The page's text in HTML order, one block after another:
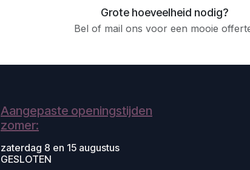
Grote hoeveelheid nodig?
Bel of mail ons voor een mooie
Aangepaste openingstijden
zomer:
zaterdag 8 en 15 augustus
GESLOTEN